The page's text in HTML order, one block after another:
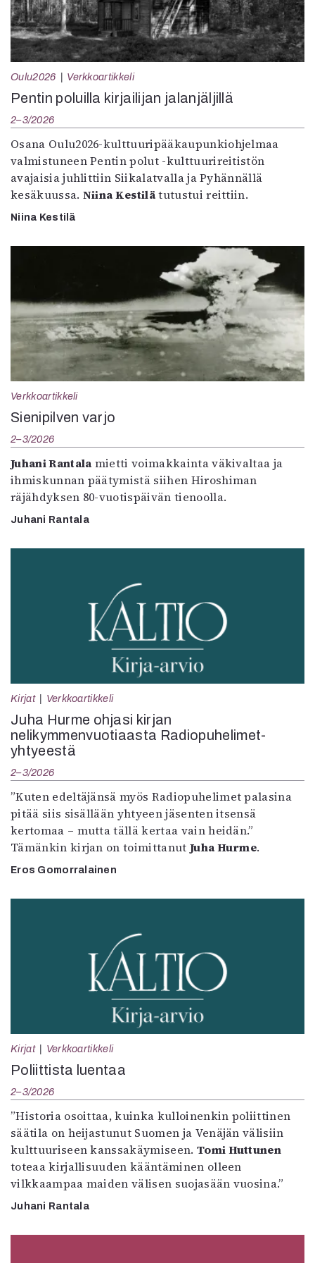
Oulu2026 Verkkoartikkeli
Pentin poluilla kirjailijan jalanjäljillä
2–3/2026
Osana Oulu2026-kulttuuripääkaupunkiohjelmaa
valmistuneen Pentin polut -kulttuurireitistön
avajaisia juhlittiin Siikalatvalla ja Pyhännällä
kesäkuussa. Niina Kestilätutustui reittiin.
Niina Kestilä
Verkkoartikkeli
Sienipilven varjo
2–3/2026
Juhani Rantala mietti voimakkainta väkivaltaa ja
ihmiskunnan päätymistä siihen Hiroshiman
räjähdyksen 80-vuotispäivän tienoolla.
Juhani Rantala
Kirjat Verkkoartikkeli
Juha Hurme ohjasi kirjan
nelikymmenvuotiaasta Radiopuhelimet-
yhtyeestä
2–3/2026
”Kuten edeltäjänsä myös Radiopuhelimet palasina
pitää siis sisällään yhtyeen jäsenten itsensä
kertomaa – mutta tällä kertaa vain heidän.”
Tämänkin kirjan on toimittanut Juha Hurme.
Eros Gomorralainen
Kirjat Verkkoartikkeli
Poliittista luentaa
2–3/2026
”Historia osoittaa, kuinka kulloinenkin poliittinen
säätila on heijastunut Suomen ja Venäjän välisiin
kulttuuriseen kanssakäymiseen. Tomi Huttunen
toteaa kirjallisuuden kääntäminen olleen
vilkkaampaa maiden välisen suojasään vuosina.”
Juhani Rantala